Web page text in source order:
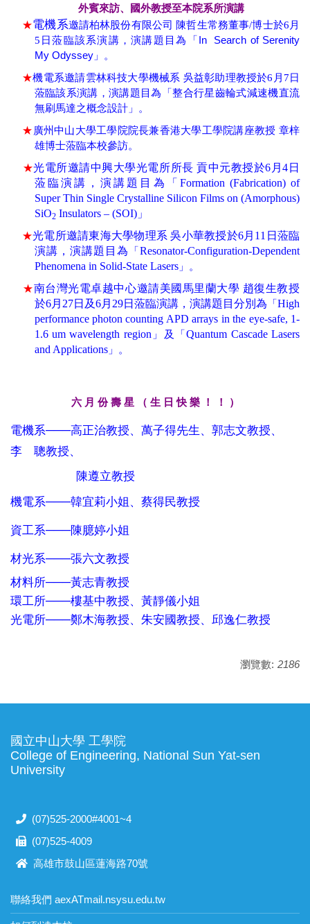
外賓來訪、國外教授至本院系所演講
★電機系邀請柏林股份有限公司 陳哲生常務董事/博士於6月
5日蒞臨該系演講，演講題目為「 In Search of Serenity
My Odyssey」。
★機電系邀請雲林科技大學機械系 吳益彰助理教授於6月7日
蒞臨該系演講，演講題目為「整合行星齒輪式減速機直流
無刷馬達之概念設計」。
★ 廣州中山大學工學院院長兼香港大學工學院講座教授 章梓
雄博士蒞臨本校參訪。
★光電所邀請中興大學光電所所長 貢中元教授於6月4日
蒞臨演講，演講題目為「 Formation (Fabrication) of
Super Thin Single Crystalline Silicon Films on (Amorphous)
SiO2 Insulators – (SOI)」
★光電所邀請東海大學物理系 吳小華教授於6月11日蒞臨
演講，演講題目為
「Resonator-Configuration-Dependent
Phenomena in Solid-State Lasers」 。
★南台灣光電卓越中心邀請美國馬里蘭大學 趙復生教授
於6月27日及6月29日蒞臨演講，演講題目分別為 「High
performance photon counting APD arrays in the eye-safe, 1-
1.6 um wavelength region 」及「Quantum Cascade Lasers
and Applications」 。
六 月 份 壽 星 （ 生 日 快 樂 ！ ！ ）
電機系───高正治教授、萬子得先生、郭志文教授、
李 聰教授、
陳遵立教授
機電系───韓宜莉小姐、蔡得民教授
資工系───陳臆婷小姐
材光系───張六文教授
材料所───黃志青教授
環工所───樓基中教授、黃靜儀小姐
光電所───鄭木海教授、朱安國教授、邱逸仁教授
瀏覽數: 2186
國立中山大學 工學院
College of Engineering, National Sun Yat-sen
University
(07)525-2000#4001~4
(07)525-4009
高雄市鼓山區蓮海路70號
聯絡我們 aexATmail.nsysu.edu.tw